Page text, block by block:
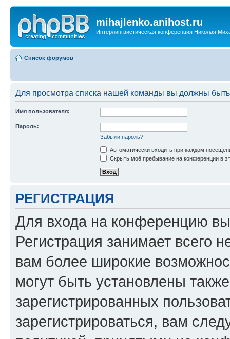
mihajlenko.anihost.ru
Интерлингвистическая конференция Николая
Список форумов
Для просмотра списка нашей команды вы должны
Имя пользователя:
Пароль:
Забыли пароль?
Автоматически входить при каждом
Скрыть моё пребывание на конференции в
РЕГИСТРАЦИЯ
Для входа на конференцию
Регистрация занимает всего
вам более широкие
могут быть установлены
зарегистрированных
зарегистрироваться, вам